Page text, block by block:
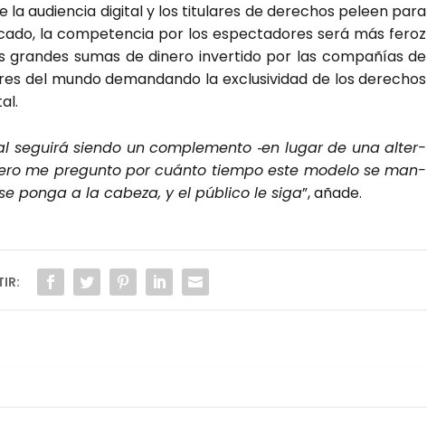
la audien­cia digi­tal y los titu­la­res de dere­chos peleen para
la com­pe­ten­cia por los espec­ta­do­res será más feroz
gran­des sumas de dine­ro inver­ti­do por las com­pa­ñías de
del mun­do deman­dan­do la exclu­si­vi­dad de los dere­chos
segui­rá sien­do un com­ple­men­to ‑en lugar de una alter­
me pre­gun­to por cuán­to tiem­po este mode­lo se man­
pon­ga a la cabe­za, y el públi­co le siga”, aña­de.